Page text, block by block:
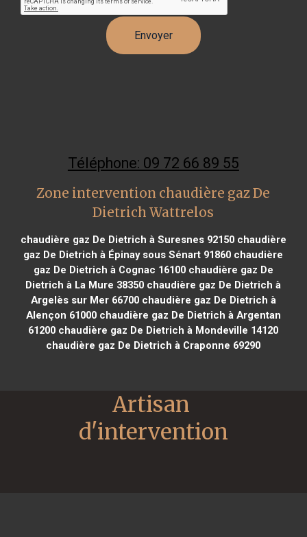
Téléphone: 09 72 66 89 55
Zone intervention chaudière gaz De
Dietrich Wattrelos
chaudière gaz De Dietrich à Suresnes 92150chaudière
gaz De Dietrich à Épinay sous Sénart 91860 chaudière
gaz De Dietrich à Cognac 16100chaudière gaz De
Dietrich à La Mure 38350 chaudière gaz De Dietrich à
Argelès sur Mer 66700chaudière gaz De Dietrich à
Alençon 61000chaudière gaz De Dietrich à Argentan
61200 chaudière gaz De Dietrich à Mondeville 14120
chaudière gaz De Dietrich à Craponne 69290
Artisan
d'intervention